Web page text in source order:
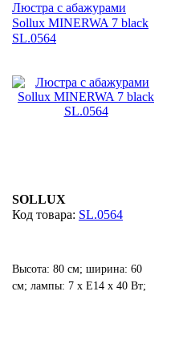
Люстра с абажурами
Sollux MINERWA 7 black
SL.0564
SOLLUX
SL.0564
Высота: 80 см; ширина: 60
см; лампы: 7 х Е14 х 40 Вт;